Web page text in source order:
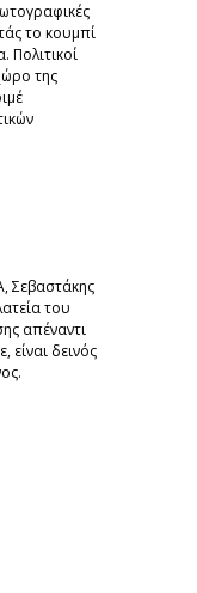
το κουμπί
Πολιτικοί
της
Σεβαστάκης
του
απέναντι
δεινός